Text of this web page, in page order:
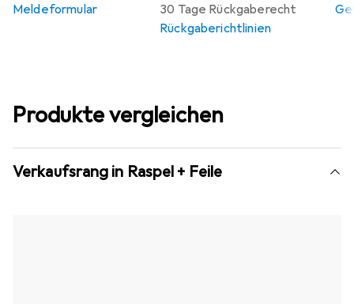
30 Tage Rückgaberecht
Rückgaberichtlinien
Meldeformular
Produkte vergleichen
Verkaufsrang in Raspel + Feile